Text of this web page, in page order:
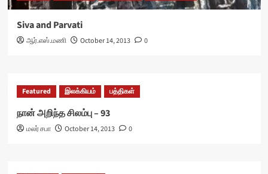
Siva and Parvati
ஆர்.எஸ்.மணி October 14, 2013 0
Featured இலக்கியம் பத்திகள்
நான் அறிந்த சிலம்பு – 93
மலர் சபா October 14, 2013 0